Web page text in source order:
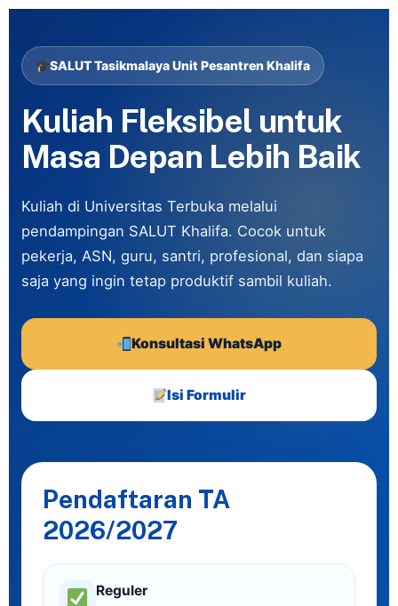
SALUT Tasikmalaya Unit Pesantren Khalifa
Kuliah Fleksibel untuk
Masa Depan Lebih Baik
Kuliah di Universitas Terbuka melalui
pendampingan SALUT Khalifa. Cocok untuk
pekerja, ASN, guru, santri, profesional, dan siapa
saja yang ingin tetap produktif sambil kuliah.
Konsultasi WhatsApp
Isi Formulir
Pendaftaran TA
2026/2027
Reguler